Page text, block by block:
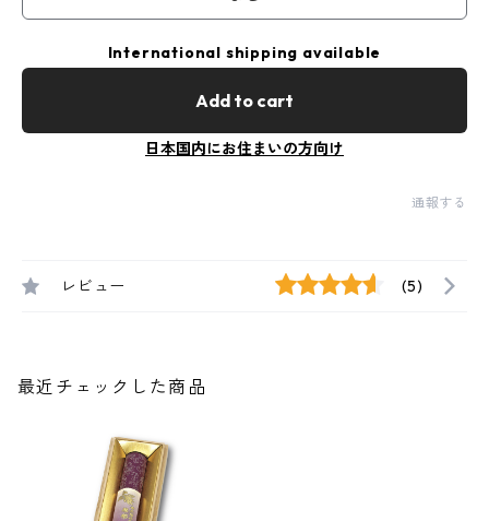
International shipping available
Add to cart
日本国内にお住まいの方向け
通報する
レビュー (5)
最近チェックした商品